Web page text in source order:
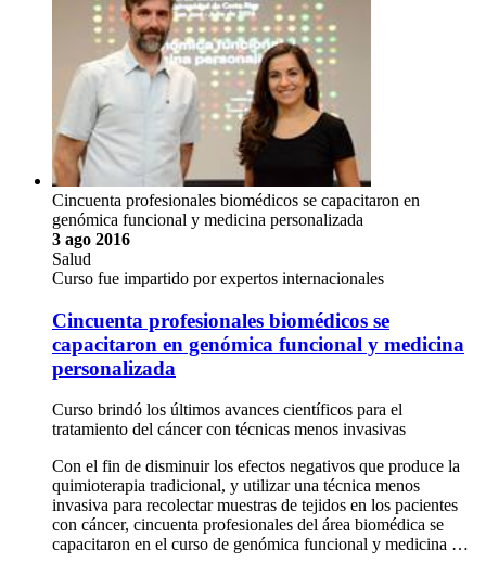
Cincuenta profesionales biomédicos se capacitaron en
genómica funcional y medicina personalizada
3 ago 2016
Salud
Curso fue impartido por expertos internacionales
Cincuenta profesionales biomédicos se
capacitaron en genómica funcional y medicina
personalizada
Curso brindó los últimos avances científicos para el
tratamiento del cáncer con técnicas menos invasivas
Con el fin de disminuir los efectos negativos que produce la
quimioterapia tradicional, y utilizar una técnica menos
invasiva para recolectar muestras de tejidos en los pacientes
con cáncer, cincuenta profesionales del área biomédica se
capacitaron en el curso de genómica funcional y medicina …